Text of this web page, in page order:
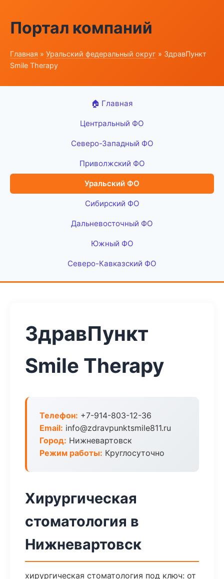
Портал компаний
Главная » Уральский федеральный округ » ЗдравПункт
Smile Therapy
🏠 Главная
Центральный ФО
Северо-Западный ФО
Приволжский ФО
Уральский ФО
Сибирский ФО
Дальневосточный ФО
Южный ФО
Северо-Кавказский ФО
ЗдравПункт
Smile Therapy
Телефон: +7-914-803-12-36
Email: info@zdravpunktsmile811.ru
Город: Нижневартовск
Режим работы: Круглосуточно
Хирургическая
стоматология в
Нижневартовск
хирургическая стоматология под ключ: от